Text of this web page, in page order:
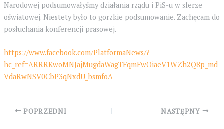
Narodowej podsumowałyśmy działania rządu i PiS-u w sferze
oświatowej. Niestety było to gorzkie podsumowanie. Zachęcam do
posłuchania konferencji prasowej.
https://www.facebook.com/PlatformaNews/?
hc_ref=ARRRKwoMNJajMugdaWagTFqmFwOiaeV1WZh2Q8p_md
VdaRwNSV0CbP3qNxdU_bsmfoA
Post
POPRZEDNI NASTĘPNY